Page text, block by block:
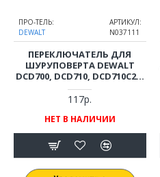
ПРО-ТЕЛЬ:
DEWALT
АРТИКУЛ:
N037111
ПЕРЕКЛЮЧАТЕЛЬ ДЛЯ
ШУРУПОВЕРТА DEWALT
DCD700, DCD710, DCD710C2P,
DCD716
117р.
НЕТ В НАЛИЧИИ